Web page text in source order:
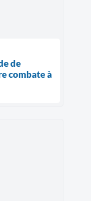
de
combate à